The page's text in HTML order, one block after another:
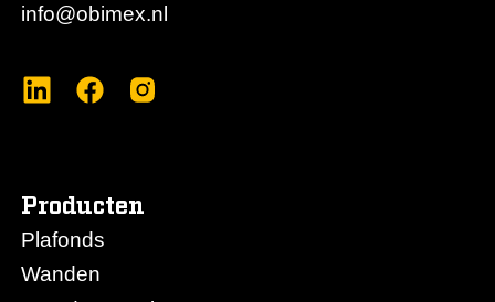
info@obimex.nl
Producten
Plafonds
Wanden